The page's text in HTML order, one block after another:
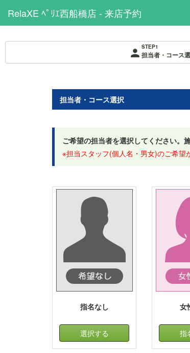
RelaXE ﾍﾟﾘｴ西船橋店 - 来店予約
person STEP1
担当者・コース
担当者・コース選択
ご希望の担当者を選択してください。
※担当スタッフ(個人名・男女)のご希望
指名なし
選択する
女
指